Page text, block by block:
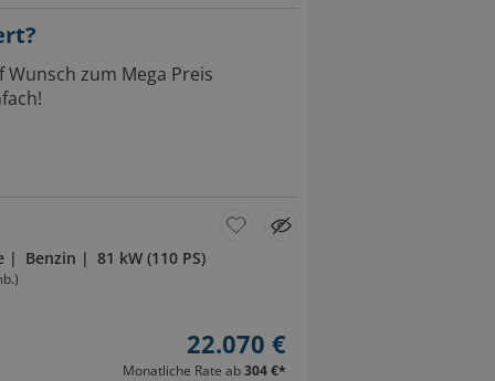
zum Mega Preis
Benzin 81 kW (110 PS)
22.070 €
Monatliche Rate ab304 €*